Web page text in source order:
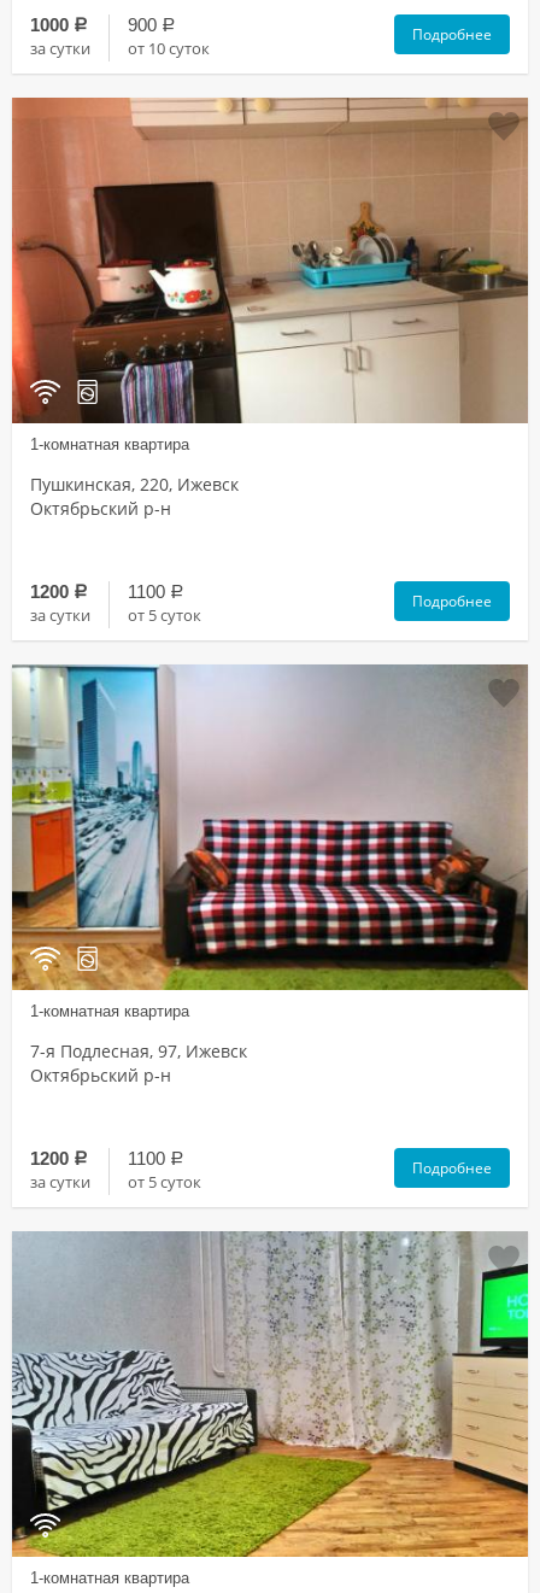
1000 a
за сутки
900 a
от 10 суток
Подробнее
1-комнатная квартира
Пушкинская, 220, Ижевск
Октябрьский р-н
1200 a
за сутки
1100 a
от 5 суток
Подробнее
1-комнатная квартира
7-я Подлесная, 97, Ижевск
Октябрьский р-н
1200 a
за сутки
1100 a
от 5 суток
Подробнее
1-комнатная квартира